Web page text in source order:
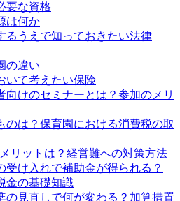
要な資格
は何か
るうえで知っておきたい法律
の違い
いて考えたい保険
向けのセミナーとは？参加のメリ
のは？保育園における消費税の取
リットは？経営難への対策方法
受け入れで補助金が得られる？
金の基礎知識
の見直しで何が変わる？加算措置